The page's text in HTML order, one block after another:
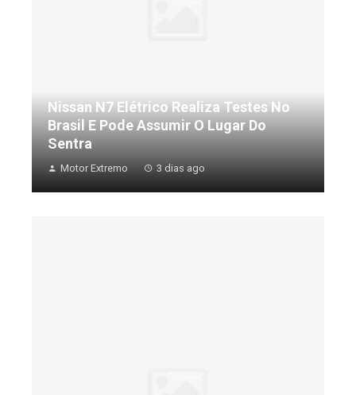
Nissan N7 Elétrico Realiza Testes No
Brasil E Pode Assumir O Lugar Do
Sentra
Motor Extremo 3 dias ago